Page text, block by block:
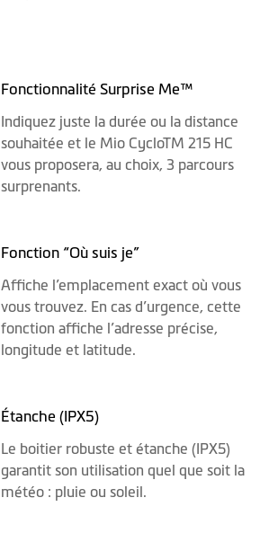
Fonctionnalité Surprise Me™
Indiquez juste la durée ou la distance
souhaitée et le Mio CycloTM 215 HC
vous proposera, au choix, 3 parcours
surprenants.
Fonction “Où suis je”
Affiche l’emplacement exact où vous
vous trouvez. En cas d’urgence, cette
fonction affiche l’adresse précise,
longitude et latitude.
Étanche (IPX5)
Le boitier robuste et étanche (IPX5)
garantit son utilisation quel que soit la
météo : pluie ou soleil.